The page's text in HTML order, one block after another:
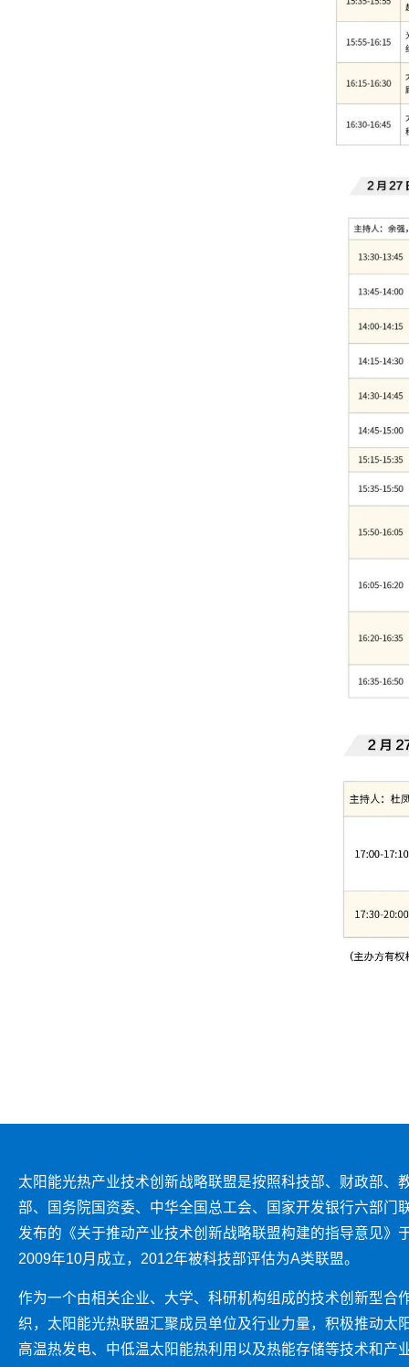
太阳能光热产业技术创新战略联盟是按照科技部、财政部、
部、国务院国资委、中华全国总工会、国家开发银行六部门
发布的《关于推动产业技术创新战略联盟构建的指导意见》
2009年10月成立，2012年被科技部评估为A类联盟。
作为一个由相关企业、大学、科研机构组成的技术创新型合
织，太阳能光热联盟汇聚成员单位及行业力量，积极推动太
高温热发电、中低温太阳能热利用以及热能存储等技术和产